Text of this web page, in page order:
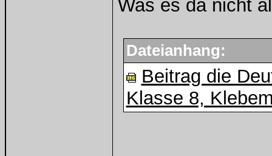
Was es da nicht
Dateianhang:
Beitrag die
Klasse 8,